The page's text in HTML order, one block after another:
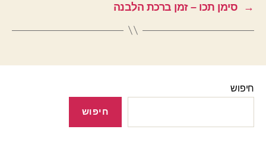
→
סימן תכו – זמן ברכת הלבנה
חיפוש
חיפוש